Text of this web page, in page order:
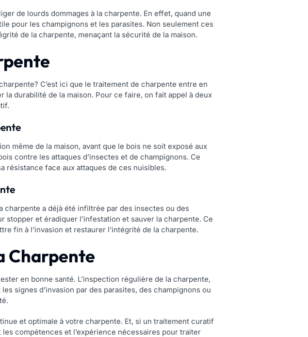
de lourds dommages à la charpente. En effet, quand une
pour les champignons et les parasites. Non seulement ces
de la charpente, menaçant la sécurité de la maison.
C’est ici que le traitement de charpente entre en
durabilité de la maison. Pour ce faire, on fait appel à deux
même de la maison, avant que le bois ne soit exposé aux
contre les attaques d’insectes et de champignons. Ce
résistance face aux attaques de ces nuisibles.
charpente a déjà été infiltrée par des insectes ou des
et éradiquer l’infestation et sauver la charpente. Ce
fin à l’invasion et restaurer l’intégrité de la charpente.
Charpente
en bonne santé. L’inspection régulière de la charpente,
signes d’invasion par des parasites, des champignons ou
et optimale à votre charpente. Et, si un traitement curatif
compétences et l’expérience nécessaires pour traiter